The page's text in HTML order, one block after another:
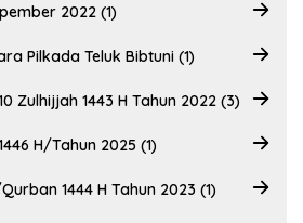
2022 (1)
Pilkada Teluk Bibtuni (1)
Zulhijjah 1443 H Tahun 2022 (3)
H/Tahun 2025 (1)
1444 H Tahun 2023 (1)